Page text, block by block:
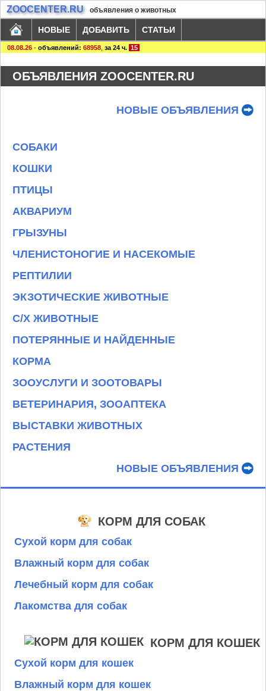
ZOOCENTER.RU объявления о животных
НОВЫЕ ДОБАВИТЬ СТАТЬИ
08.08.26 - объявлений: 68958 за 24 ч. 15
ОБЪЯВЛЕНИЯ ZOOCENTER.RU
НОВЫЕ ОБЪЯВЛЕНИЯ
СОБАКИ
КОШКИ
ПТИЦЫ
АКВАРИУМ
ГРЫЗУНЫ
ЧЛЕНИСТОНОГИЕ И НАСЕКОМЫЕ
РЕПТИЛИИ
ЭКЗОТИЧЕСКИЕ ЖИВОТНЫЕ
С/Х ЖИВОТНЫЕ
ПОТЕРЯННЫЕ И НАЙДЕННЫЕ
КОРМА
ЗООУСЛУГИ И ЗООТОВАРЫ
ВЕТЕРИНАРИЯ, ЗООАПТЕКА
ВЫСТАВКИ ЖИВОТНЫХ
РАСТЕНИЯ
НОВЫЕ ОБЪЯВЛЕНИЯ
КОРМ ДЛЯ СОБАК
Сухой корм для собак
Влажный корм для собак
Лечебный корм для собак
Лакомства для собак
КОРМ ДЛЯ КОШЕК
Сухой корм для кошек
Влажный корм для кошек